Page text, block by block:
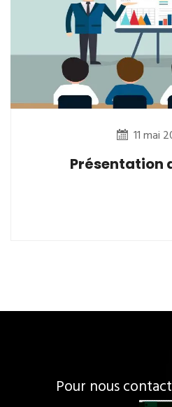
11 mai
Présentation
Pour nous